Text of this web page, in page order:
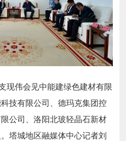
现伟会见中能建绿色建材有限
技有限公司、德玛克集团控
公司、洛阳北玻轻晶石新材
塔城地区融媒体中心记者刘